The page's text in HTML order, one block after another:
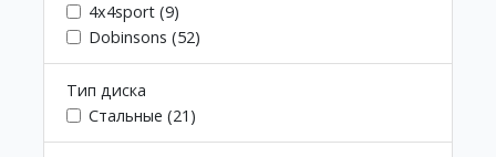
4x4sport (9)
Dobinsons (52)
Тип диска
Стальные (21)